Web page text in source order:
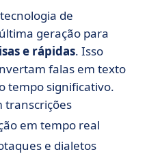
de
geração para
e rápidas. Isso
falas em texto
tempo significativo.
transcrições
em tempo real
e dialetos